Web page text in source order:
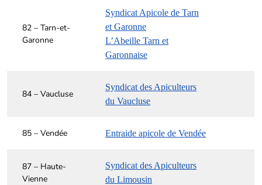
82 – Tarn-et-
Garonne
Syndicat Apicole de Tarn
et Garonne
L’Abeille Tarn et
Garonnaise
84 – Vaucluse
Syndicat des Apiculteurs
du Vaucluse
85 – Vendée Entraide apicole de Vendée
87 – Haute-
Vienne
Syndicat des Apiculteurs
du Limousin